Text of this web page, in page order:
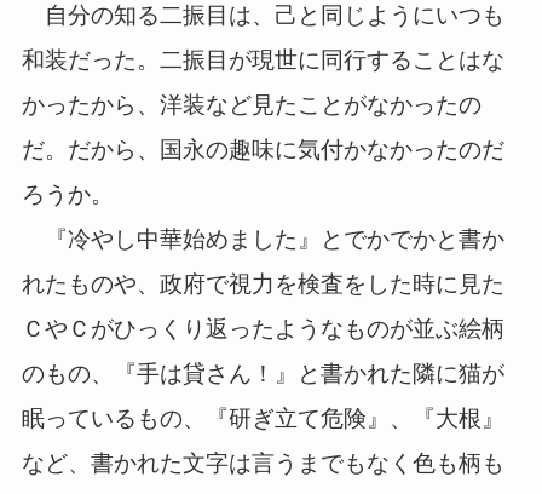
自分の知る二振目は、己と同じようにいつも
和装だった。二振目が現世に同行することはな
かったから、洋装など見たことがなかったの
だ。だから、国永の趣味に気付かなかったのだ
ろうか。
『冷やし中華始めました』とでかでかと書か
れたものや、政府で視力を検査をした時に見た
ＣやＣがひっくり返ったようなものが並ぶ絵柄
のもの、『手は貸さん！』と書かれた隣に猫が
眠っているもの、『研ぎ立て危険』、『大根』
など、書かれた文字は言うまでもなく色も柄も